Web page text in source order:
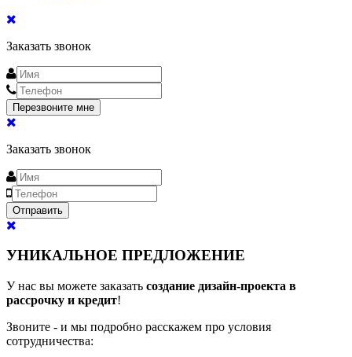
Заказать звонок
Заказать звонок
УНИКАЛЬНОЕ ПРЕДЛОЖЕНИЕ
У нас вы можете заказать создание дизайн-проекта в
рассрочку и кредит!
Звоните - и мы подробно расскажем про условия
сотрудничества: